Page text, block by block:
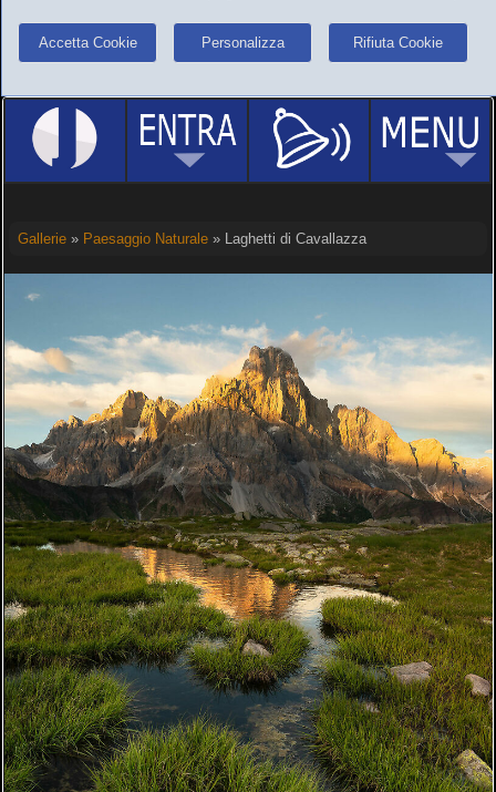
Accetta Cookie Personalizza Rifiuta Cookie
Gallerie» Paesaggio Naturale» Laghetti di Cavallazza